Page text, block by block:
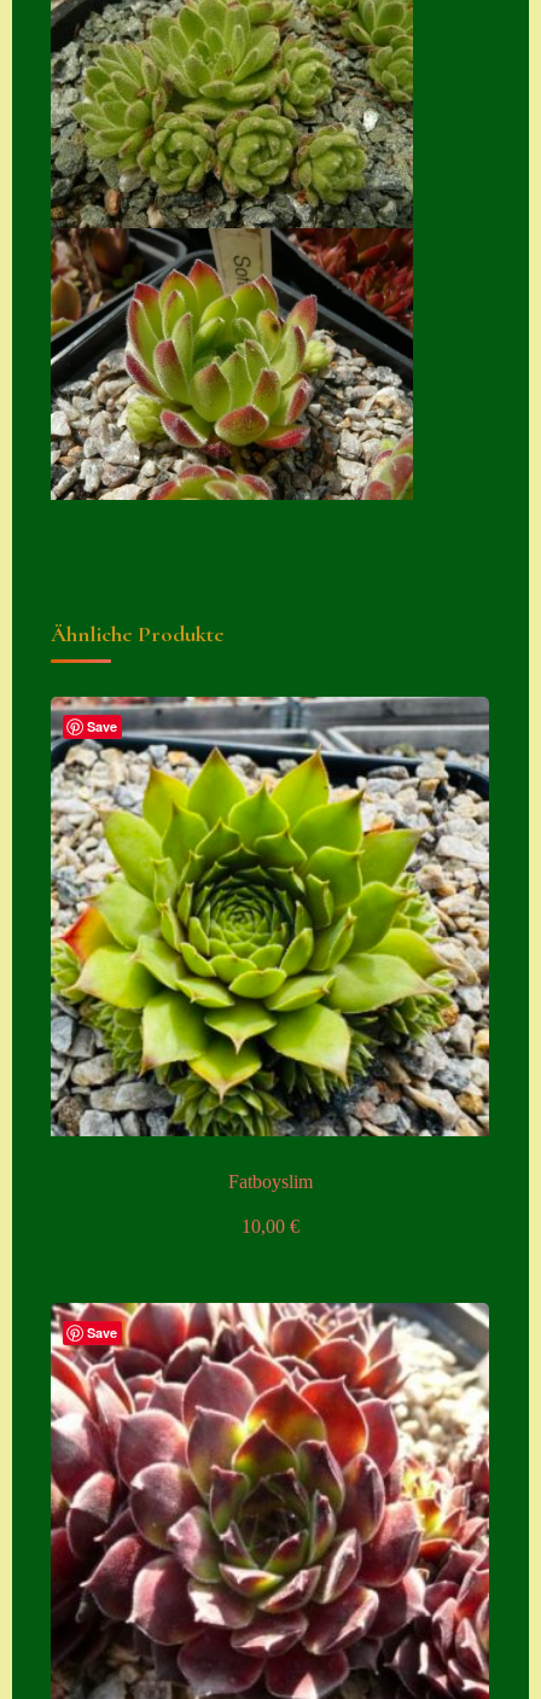
Semps von A – Z
Shop
Suche
Sue Thomas
Translator
Versand
Versand von
Semps
Warenkorb
Warenkorb
Widerrufsbelehru
ng
Zubehör
Ähnliche Produkte
Save
Fatboyslim
10,00 €
Save